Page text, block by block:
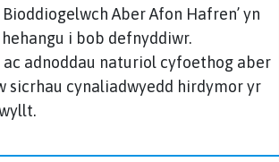
Aber Afon Hafren’ yn
i bob defnyddiwr.
adnoddau naturiol cyfoethog aber
sicrhau cynaliadwyedd hirdymor yr